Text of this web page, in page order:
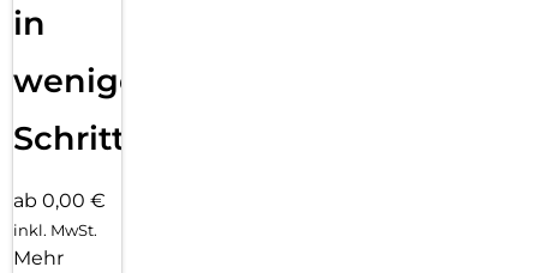
in
wenigen
Schritten
ab 0,00 €
inkl. MwSt.
Mehr